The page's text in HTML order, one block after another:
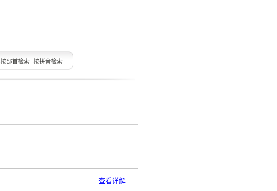
按部首检索 按拼音检索
查看详解